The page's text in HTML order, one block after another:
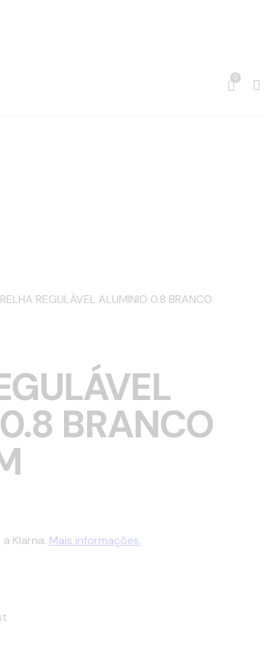
0
REGULÁVEL ALUMINIO 0.8 BRANCO
BRANCO
Klarna. Mais informações.